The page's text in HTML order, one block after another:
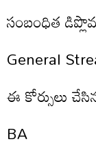
సంబంధిత డిప్లొమా
General
ఈ కోర్సులు
BA